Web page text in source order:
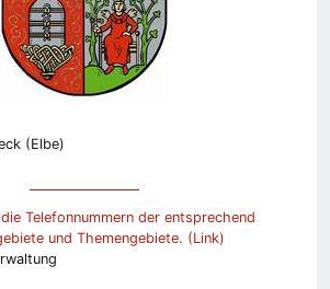
(Elbe)
Telefonnummern der entsprechend
und Themengebiete. (Link)